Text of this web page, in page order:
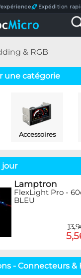
Expédition
& RGB
une catégorie
Accessoires
jour
Lamptron
FlexLight Pro -
BLEU
- Connecteurs &